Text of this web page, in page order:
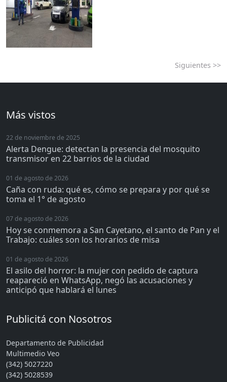
Siguientes >>
Más vistos
22 de noviembre de 2025
Alerta Dengue: detectan la presencia del mosquito
transmisor en 22 barrios de la ciudad
01 de agosto de 2026
Caña con ruda: qué es, cómo se prepara y por qué se
toma el 1° de agosto
07 de agosto de 2026
Hoy se conmemora a San Cayetano, el santo de Pan y el
Trabajo: cuáles son los horarios de misa
01 de agosto de 2026
El asilo del horror: la mujer con pedido de captura
reapareció en WhatsApp, negó las acusaciones y
anticipó que hablará el lunes
Publicitá con Nosotros
Departamento de Publicidad
Multimedio Veo
(342) 5027220
(342) 5028539